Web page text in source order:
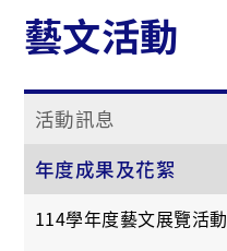
藝文活動
活動訊息
年度成果及花絮
114學年度藝文展覽活動